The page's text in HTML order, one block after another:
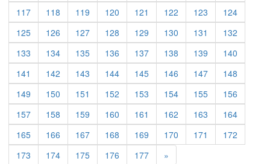
117
118 119 120 121 122 123
124
125
126 127 128 129 130 131
132
133
134 135 136 137 138 139
140
141
142 143 144 145 146 147
148
149
150 151 152 153 154 155
156
157
158 159 160 161 162 163
164
165
166 167 168 169 170 171
172
173
174 175 176 177 »